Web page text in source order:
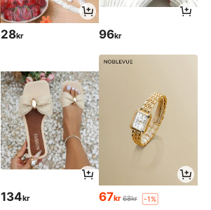
28kr 96kr
134kr 67kr 68kr -1%